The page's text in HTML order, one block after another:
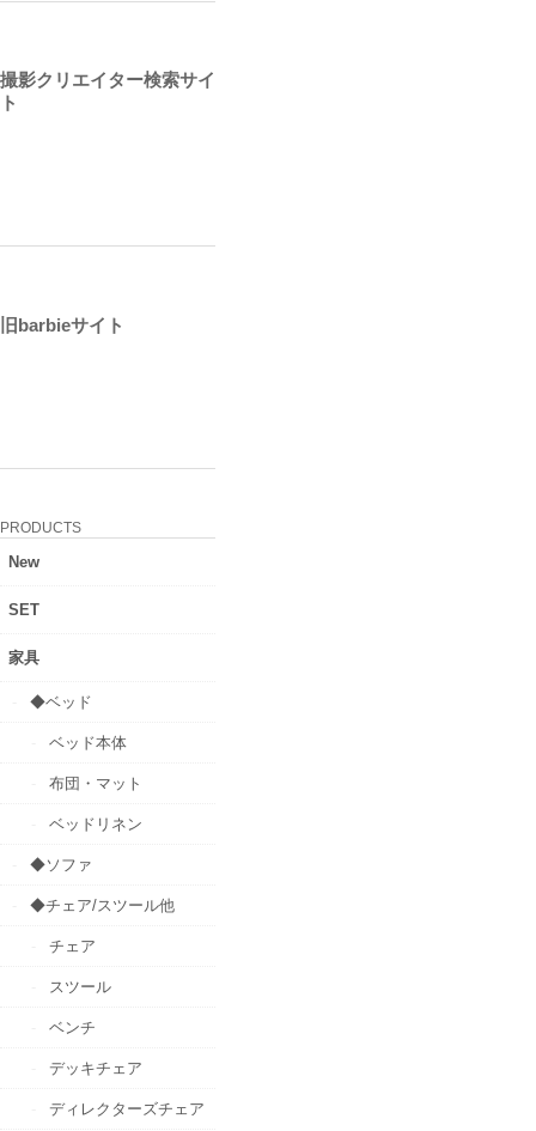
撮影クリエイター検索サイ
ト
旧barbieサイト
PRODUCTS
New
SET
家具
◆ベッド
ベッド本体
布団・マット
ベッドリネン
◆ソファ
◆チェア/スツール他
チェア
スツール
ベンチ
デッキチェア
ディレクターズチェア